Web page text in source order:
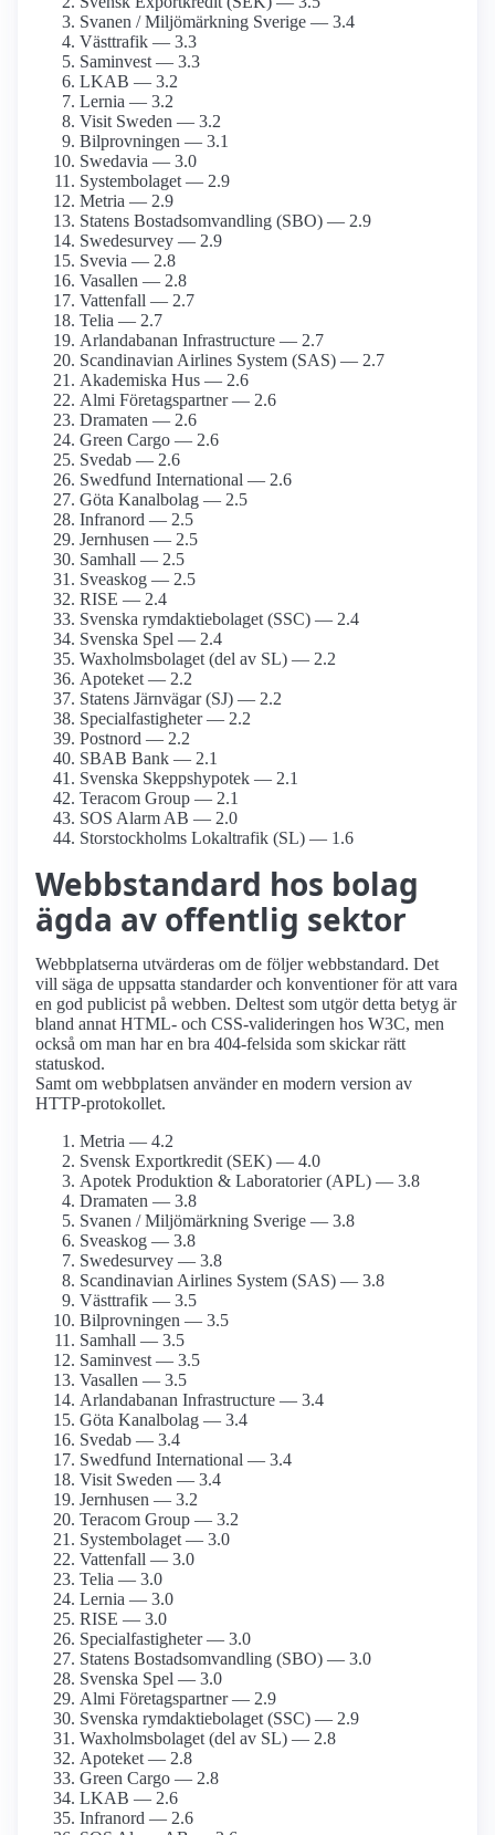
Svanen / Miljömärkning Sverige — 3.4
Västtrafik — 3.3
Saminvest — 3.3
LKAB — 3.2
Lernia — 3.2
Visit Sweden — 3.2
Bilprovningen — 3.1
Swedavia — 3.0
Systembolaget — 2.9
Metria — 2.9
Statens Bostads­omvandling (SBO) — 2.9
Swede­survey — 2.9
Svevia — 2.8
Vasallen — 2.8
Vattenfall — 2.7
Telia — 2.7
Arlanda­banan Infrastructure — 2.7
Scandinavian Airlines System (SAS) — 2.7
Akademiska Hus — 2.6
Almi Företagspartner — 2.6
Dramaten — 2.6
Green Cargo — 2.6
Svedab — 2.6
Swedfund International — 2.6
Göta Kanalbolag — 2.5
Infranord — 2.5
Jernhusen — 2.5
Samhall — 2.5
Sveaskog — 2.5
RISE — 2.4
Svenska rymdaktie­bolaget (SSC) — 2.4
Svenska Spel — 2.4
Waxholms­bolaget (del av SL) — 2.2
Apoteket — 2.2
Statens Järnvägar (SJ) — 2.2
Specialfastigheter — 2.2
Postnord — 2.2
SBAB Bank — 2.1
Svenska Skepps­hypotek — 2.1
Teracom Group — 2.1
SOS Alarm AB — 2.0
Storstockholms Lokaltrafik (SL) — 1.6
Webbstandard hos bolag
ägda av offentlig sektor
Webbplatserna utvärderas om de följer webbstandard. Det
vill säga de uppsatta standarder och konventioner för att vara
en god publicist på webben. Deltest som utgör detta betyg är
bland annat HTML- och CSS-valideringen hos W3C, men
också om man har en bra 404-felsida som skickar rätt
statuskod.
Samt om webbplatsen använder en modern version av
HTTP-protokollet.
Metria — 4.2
Svensk Exportkredit (SEK) — 4.0
Apotek Produktion & Laboratorier (APL) — 3.8
Dramaten — 3.8
Svanen / Miljömärkning Sverige — 3.8
Sveaskog — 3.8
Swede­survey — 3.8
Scandinavian Airlines System (SAS) — 3.8
Västtrafik — 3.5
Bilprovningen — 3.5
Samhall — 3.5
Saminvest — 3.5
Vasallen — 3.5
Arlanda­banan Infrastructure — 3.4
Göta Kanalbolag — 3.4
Svedab — 3.4
Swedfund International — 3.4
Visit Sweden — 3.4
Jernhusen — 3.2
Teracom Group — 3.2
Systembolaget — 3.0
Vattenfall — 3.0
Telia — 3.0
Lernia — 3.0
RISE — 3.0
Specialfastigheter — 3.0
Statens Bostads­omvandling (SBO) — 3.0
Svenska Spel — 3.0
Almi Företagspartner — 2.9
Svenska rymdaktie­bolaget (SSC) — 2.9
Waxholms­bolaget (del av SL) — 2.8
Apoteket — 2.8
Green Cargo — 2.8
LKAB — 2.6
Infranord — 2.6